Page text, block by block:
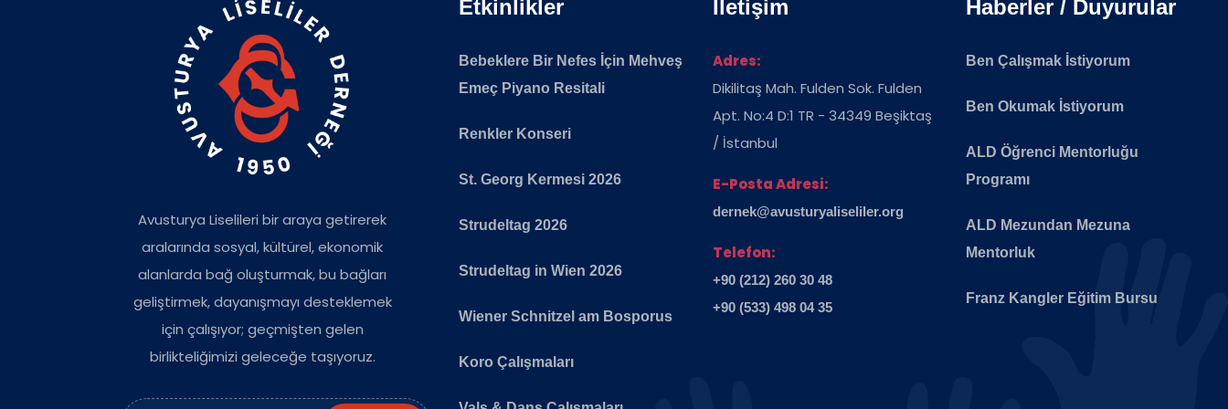
Avusturya Liselileri bir araya getirerek
aralarında sosyal, kültürel, ekonomik
alanlarda bağ oluşturmak, bu bağları
geliştirmek, dayanışmayı desteklemek
için çalışıyor; geçmişten gelen
birlikteliğimizi geleceğe taşıyoruz.
Etkinlikler
Bebeklere Bir Nefes İçin Mehveş
Emeç Piyano Resitali
Renkler Konseri
St. Georg Kermesi 2026
Strudeltag 2026
Strudeltag in Wien 2026
Wiener Schnitzel am Bosporus
Koro Çalışmaları
İletişim
Adres:
Dikilitaş Mah. Fulden Sok. Fulden
Apt. No:4 D:1 TR - 34349 Beşiktaş
/ İstanbul
E-Posta Adresi:
dernek@avusturyaliseliler.org
Telefon:
+90 (212) 260 30 48
+90 (533) 498 04 35
Haberler / Duyurular
Ben Çalışmak İstiyorum
Ben Okumak İstiyorum
ALD Öğrenci Mentorluğu
Programı
ALD Mezundan Mezuna
Mentorluk
Franz Kangler Eğitim Bursu